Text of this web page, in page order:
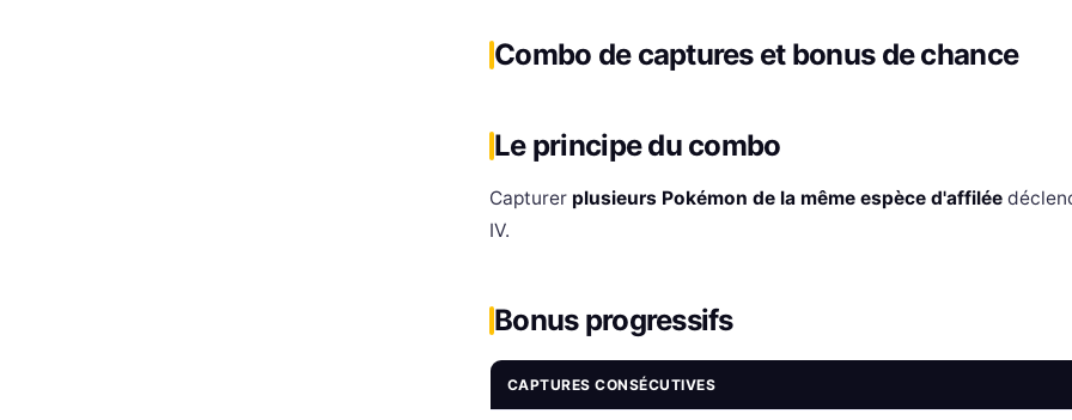
Combo de captures et bonus de chance
Le principe du combo
Capturer plusieurs Pokémon de la même espèce d'affilée
IV.
Bonus progressifs
CAPTURES CONSÉCUTIVES